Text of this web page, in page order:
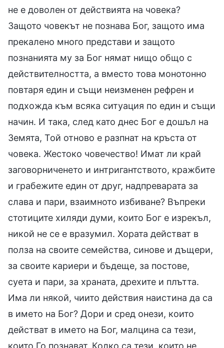
не е доволен от действията на човека?
Защото човекът не познава Бог, защото има
прекалено много представи и защото
познанията му за Бог нямат нищо общо с
действителността, а вместо това монотонно
повтаря един и същи неизменен рефрен и
подхожда към всяка ситуация по един и същи
начин. И така, след като днес Бог е дошъл на
Земята, Той отново е разпнат на кръста от
човека. Жестоко човечество! Имат ли край
заговорниченето и интригантството, кражбите
и грабежите един от друг, надпреварата за
слава и пари, взаимното избиване? Въпреки
стотиците хиляди думи, които Бог е изрекъл,
никой не се е вразумил. Хората действат в
полза на своите семейства, синове и дъщери,
за своите кариери и бъдеще, за постове,
суета и пари, за храната, дрехите и плътта.
Има ли някой, чиито действия наистина да са
в името на Бог? Дори и сред онези, които
действат в името на Бог, малцина са тези,
които Го познават. Колко са тези, които не